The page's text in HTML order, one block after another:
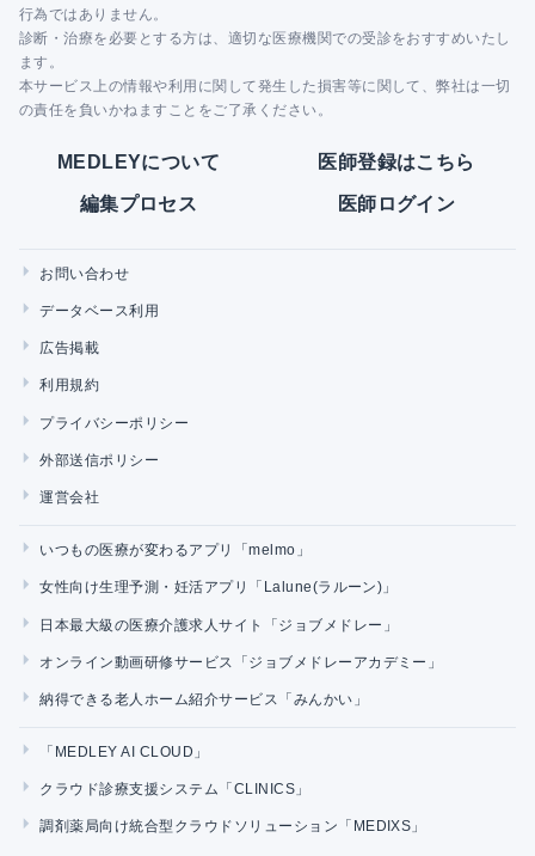
行為ではありません。
診断・治療を必要とする方は、適切な医療機関での受診をおすすめいたし
ます。
本サービス上の情報や利用に関して発生した損害等に関して、弊社は一切
の責任を負いかねますことをご了承ください。
MEDLEYについて 医師登録はこちら
編集プロセス 医師ログイン
お問い合わせ
データベース利用
広告掲載
利用規約
プライバシーポリシー
外部送信ポリシー
運営会社
いつもの医療が変わるアプリ「melmo」
女性向け生理予測・妊活アプリ「Lalune(ラルーン)」
日本最大級の医療介護求人サイト「ジョブメドレー」
オンライン動画研修サービス「ジョブメドレーアカデミー」
納得できる老人ホーム紹介サービス「みんかい」
「MEDLEY AI CLOUD」
クラウド診療支援システム「CLINICS」
調剤薬局向け統合型クラウドソリューション「MEDIXS」